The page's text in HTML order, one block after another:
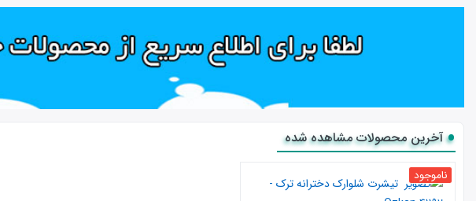
آخرین محصولات مشاهده شده
ناموجود